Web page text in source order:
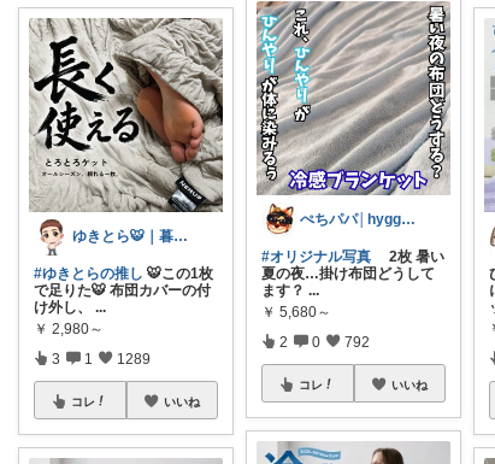
ゆきとら🐯｜暮らしをラクにしたいパパ
#ゆきとらの推し 🐯この1枚
で足りた🐯 布団カバーの付
け外し、
...
￥ 2,980～
3 1 1289
コレ いいね
ぺちパパ│hyggeな心意気を大切に🌿
#オリジナル写真 2枚 暑い
夏の夜…掛け布団どうして
ます？ ...
￥ 5,680～
2 0 792
コレ いいね